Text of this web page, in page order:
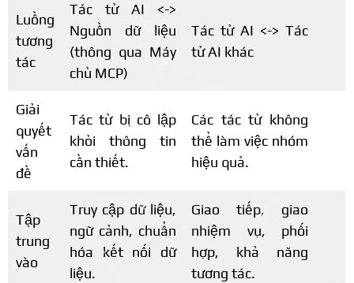
Luồng
tương
tác
Tác tử AI <->
Nguồn dữ liệu
(thông qua Máy
chủ MCP)
Tác tử AI <-> Tác
tử AI khác
Giải
quyết
vấn
đề
Tác tử bị cô lập
khỏi thông tin
cần thiết.
Các tác tử không
thể làm việc nhóm
hiệu quả.
Tập
trung
vào
Truy cập dữ liệu,
ngữ cảnh, chuẩn
hóa kết nối dữ
liệu.
Giao tiếp, giao
nhiệm vụ, phối
hợp, khả năng
tương tác.